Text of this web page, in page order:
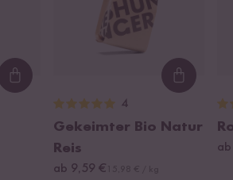
Loading...
4
Gekeimter Bio Natur
Reis
ab 9,59 €